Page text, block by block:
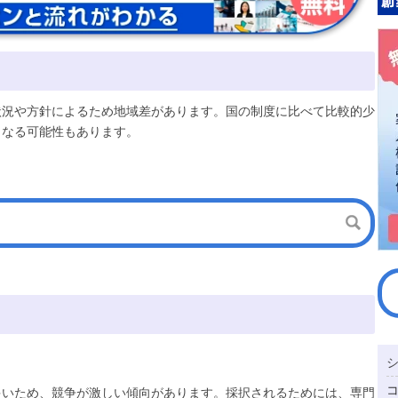
や方針によるため地域差があります。国の制度に比べて比較的少
る可能性もあります。
ため、競争が激しい傾向があります。採択されるためには、専門